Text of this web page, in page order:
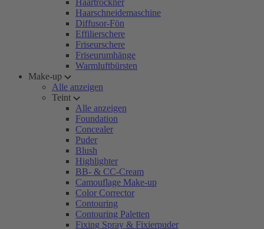
Haartrockner
Haarschneidemaschine
Diffusor-Fön
Effilierschere
Friseurschere
Friseurumhänge
Warmluftbürsten
Make-up
Alle anzeigen
Teint
Alle anzeigen
Foundation
Concealer
Puder
Blush
Highlighter
BB- & CC-Cream
Camouflage Make-up
Color Corrector
Contouring
Contouring Paletten
Fixing Spray & Fixierpuder